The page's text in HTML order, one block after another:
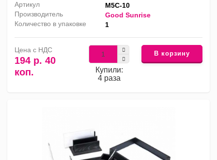
Артикул
M5C-10
Производитель
Good Sunrise
Количество в упаковке
1
Цена с НДС
194 р. 40
коп.
Купили:
4 раза
В корзину